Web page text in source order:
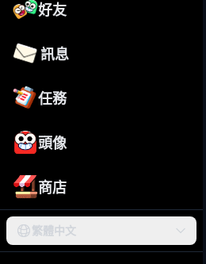
好友
訊息
任務
頭像
商店
繁體中文